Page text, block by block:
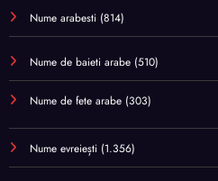
Nume arabesti (814)
Nume de baieti arabe (510)
Nume de fete arabe (303)
Nume evreiești (1.356)